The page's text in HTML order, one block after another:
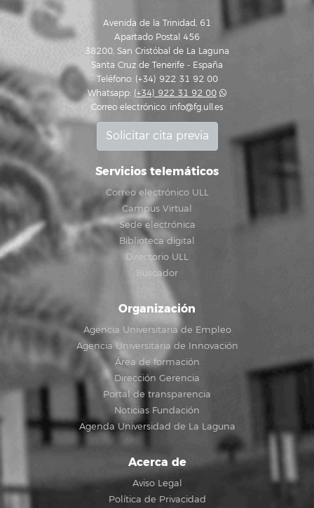
Avenida de la Trinidad, 61
Apartado Postal 456
38200, San Cristóbal de La Laguna
Santa Cruz de Tenerife - España
Teléfono: (+34) 922 31 92 00
Whatsapp: (+34) 922 31 92 00
Correo electrónico: info@fg.ull.es
Solicitar cita previa
Servicios telemáticos
Correo electrónico ULL
Campus Virtual
Sede electrónica
Biblioteca digital
Directorio ULL
Buscador
Organización
Agencia Universitaria de Empleo
Agencia Universitaria de Innovación
Área de formación
Dirección Gerencia
Portal de transparencia
Noticias Fundación
Agenda Universidad de La Laguna
Acerca de
Aviso Legal
Política de Privacidad